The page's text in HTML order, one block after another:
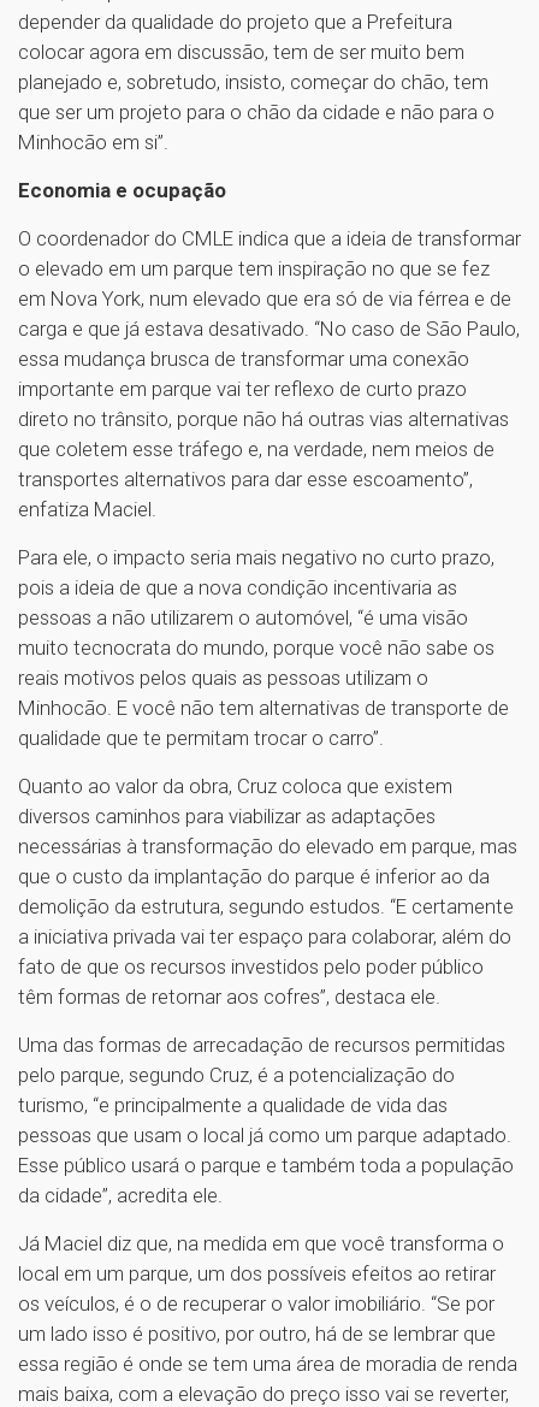
depender da qualidade do projeto que a Prefeitura
colocar agora em discussão, tem de ser muito bem
planejado e, sobretudo, insisto, começar do chão, tem
que ser um projeto para o chão da cidade e não para o
Minhocão em si”.
Economia e ocupação
O coordenador do CMLE indica que a ideia de transformar
o elevado em um parque tem inspiração no que se fez
em Nova York, num elevado que era só de via férrea e de
carga e que já estava desativado. “No caso de São Paulo,
essa mudança brusca de transformar uma conexão
importante em parque vai ter reflexo de curto prazo
direto no trânsito, porque não há outras vias alternativas
que coletem esse tráfego e, na verdade, nem meios de
transportes alternativos para dar esse escoamento”,
enfatiza Maciel.
Para ele, o impacto seria mais negativo no curto prazo,
pois a ideia de que a nova condição incentivaria as
pessoas a não utilizarem o automóvel, “é uma visão
muito tecnocrata do mundo, porque você não sabe os
reais motivos pelos quais as pessoas utilizam o
Minhocão. E você não tem alternativas de transporte de
qualidade que te permitam trocar o carro”.
Quanto ao valor da obra, Cruz coloca que existem
diversos caminhos para viabilizar as adaptações
necessárias à transformação do elevado em parque, mas
que o custo da implantação do parque é inferior ao da
demolição da estrutura, segundo estudos. “E certamente
a iniciativa privada vai ter espaço para colaborar, além do
fato de que os recursos investidos pelo poder público
têm formas de retornar aos cofres”, destaca ele.
Uma das formas de arrecadação de recursos permitidas
pelo parque, segundo Cruz, é a potencialização do
turismo, “e principalmente a qualidade de vida das
pessoas que usam o local já como um parque adaptado.
Esse público usará o parque e também toda a população
da cidade”, acredita ele.
Já Maciel diz que, na medida em que você transforma o
local em um parque, um dos possíveis efeitos ao retirar
os veículos, é o de recuperar o valor imobiliário. “Se por
um lado isso é positivo, por outro, há de se lembrar que
essa região é onde se tem uma área de moradia de renda
mais baixa, com a elevação do preço isso vai se reverter,